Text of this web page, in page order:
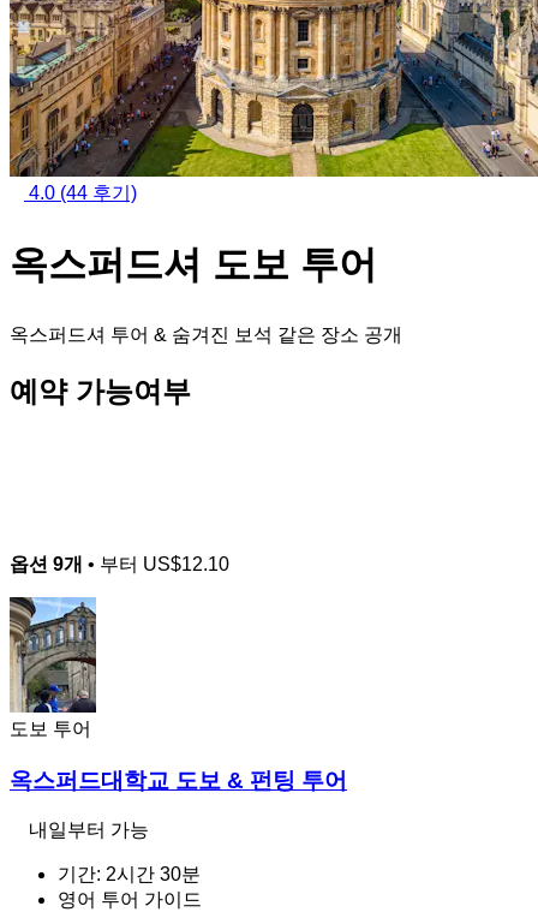
4.0 (44 후기)
옥스퍼드셔 도보 투어
옥스퍼드셔 투어 & 숨겨진 보석 같은 장소 공개
예약 가능여부
옵션 9개 • 부터 US$12.10
도보 투어
옥스퍼드대학교 도보 & 펀팅 투어
내일부터 가능
기간: 2시간 30분
영어 투어 가이드